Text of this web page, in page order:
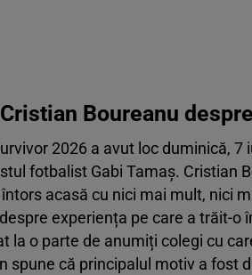
Boureanu
2026 a avut loc duminică,
fotbalist Gabi Tamaș. Cristian
acasă cu nici mai mult, nici
experiența pe care a trăit-o
la o parte de anumiți colegi cu
spune că principalul motiv a fost